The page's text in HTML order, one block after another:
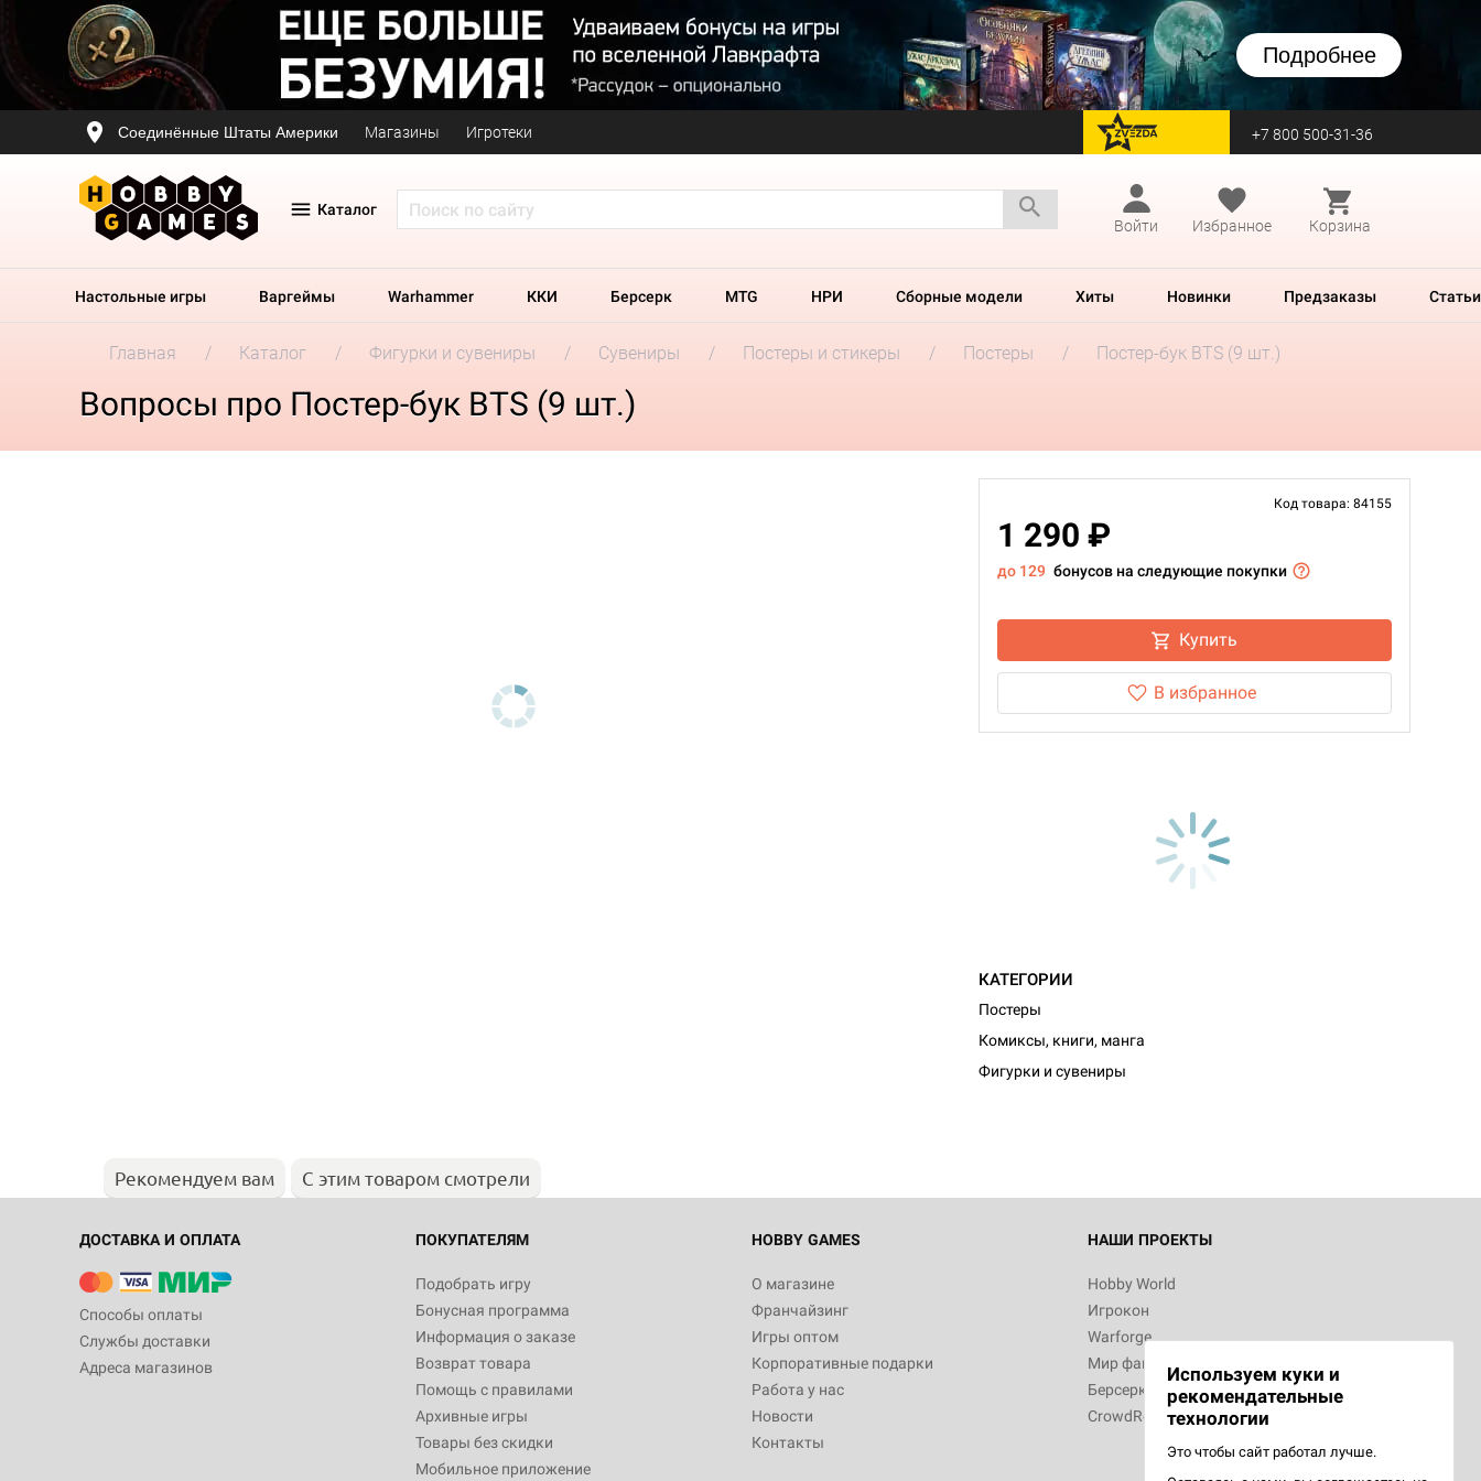
Подробнее
Соединённые Штаты Америки Магазины Игротеки перейти на Zvezda +7 800 500-31-36
Каталог
Войти
Избранное Корзина
Настольные игры Варгеймы Warhammer ККИ Берсерк MTG НРИ Сборные модели Хиты Новинки Предзаказы Статьи
Главная Каталог Фигурки и сувениры Сувениры Постеры и стикеры Постеры Постер-бук BTS (9 шт.)
Вопросы про Постер-бук BTS (9 шт.)
Код товара: 84155
1 290 ₽
до 129 бонусов на следующие покупки
Купить
В избранное
КАТЕГОРИИ
Постеры
Комиксы, книги, манга
Фигурки и сувениры
Рекомендуем вам С этим товаром смотрели
ДОСТАВКА И ОПЛАТА
Способы оплаты
Службы доставки
Адреса магазинов
ПОКУПАТЕЛЯМ
Подобрать игру
Бонусная программа
Информация о заказе
Возврат товара
Помощь с правилами
Архивные игры
Товары без скидки
Мобильное приложение
HOBBY GAMES
О магазине
Франчайзинг
Игры оптом
Корпоративные подарки
Работа у нас
Новости
Контакты
НАШИ ПРОЕКТЫ
Hobby World
Игрокон
Warforge
Мир фантастики
Берсерк
CrowdRepublic
Используем куки и
рекомендательные
технологии
Это чтобы сайт работал лучше.